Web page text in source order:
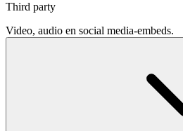
Third party
Video, audio en social media-embeds.